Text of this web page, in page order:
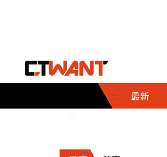
::: 最新
社會首頁
時事
調查
娛樂首頁
即時